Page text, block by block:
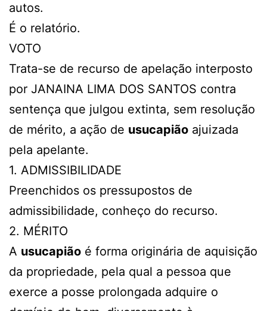
autos.
É o relatório.
VOTO
Trata-se de recurso de apelação interposto
por JANAINA LIMA DOS SANTOS contra
sentença que julgou extinta, sem resolução
de mérito, a ação de usucapião ajuizada
pela apelante.
1. ADMISSIBILIDADE
Preenchidos os pressupostos de
admissibilidade, conheço do recurso.
2. MÉRITO
A usucapião é forma originária de aquisição
da propriedade, pela qual a pessoa que
exerce a posse prolongada adquire o